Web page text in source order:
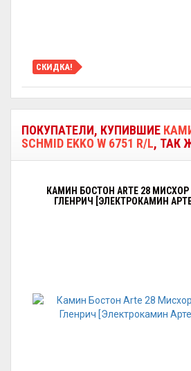
СКИДКА!
ПОКУПАТЕЛИ, КУПИВШИЕ
SCHMID EKKO W 6751 R/L, ТАК
КАМИН БОСТОН ARTE 28
ГЛЕНРИЧ [ЭЛЕКТРОКАМИН АРТЕ